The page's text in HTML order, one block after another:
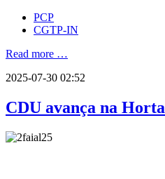
PCP
CGTP-IN
Read more …
2025-07-30 02:52
CDU avança na